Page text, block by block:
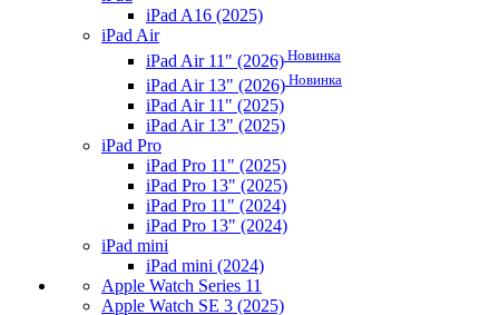
iPad A16 (2025)
iPad Air
iPad Air 11" (2026) Новинка
iPad Air 13" (2026) Новинка
iPad Air 11" (2025)
iPad Air 13" (2025)
iPad Pro
iPad Pro 11" (2025)
iPad Pro 13" (2025)
iPad Pro 11" (2024)
iPad Pro 13" (2024)
iPad mini
iPad mini (2024)
Apple Watch Series 11
Apple Watch SE 3 (2025)